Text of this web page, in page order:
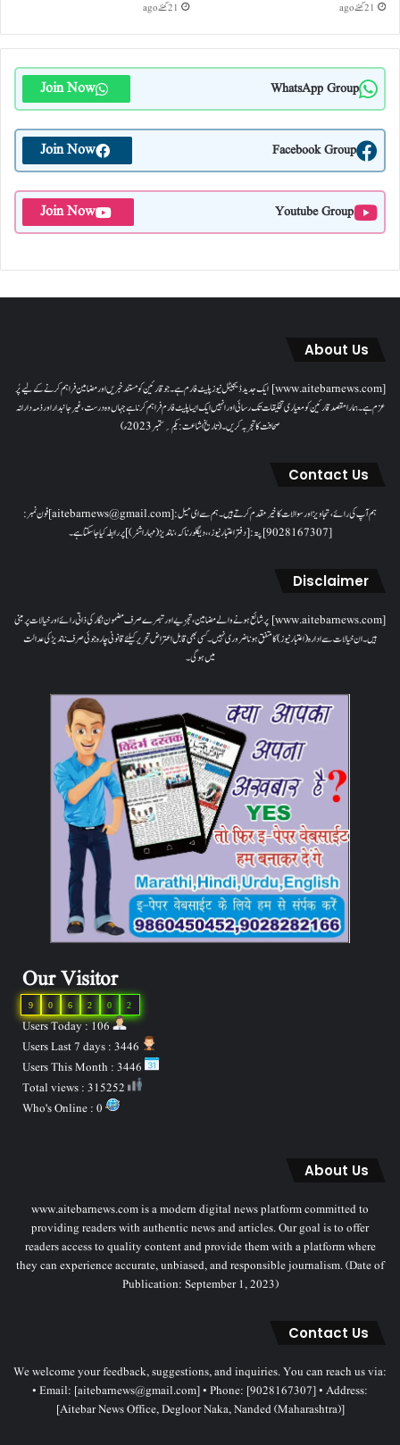
21 گھنٹے ago 21 گھنٹے ago
WhatsApp Group
Join Now
Facebook Group
Join Now
Youtube Group
Join Now
About Us
[www.aitebarnews.com] ایک جدید ڈیجیٹل نیوز پلیٹ فارم ہے۔ جو قارئین کو مستند خبریں اور مضامین فراہم کرنے کے لیے پُر
عزم ہے۔ ہمارا مقصدقارئین کو معیاری تخلیقات تک رسائی اور انہیں ایک ایسا پلیٹ فارم فراہم کرنا ہے جہاں وہ درست، غیر جانبدار اور ذمہ دارانہ
صحافت کا تجربہ کریں۔( تاریخ اشاعت : یکم؍ ستمبر 2023ء)
Contact Us
ہم آپ کی رائے، تجاویز اور سوالات کا خیرمقدم کرتے ہیں۔ ہم سےای میل: [aitebarnews@gmail.com]فون نمبر:
[9028167307]پتہ: [دفتر اعتبار نیوز، ، دیگلور ناکہ، ناندیڑ(مہاراشٹر) ] پر رابطہ کیا جاسکتا ہے۔
Disclaimer
[www.aitebarnews.com] پر شائع ہونے والے مضامین، تجزیے اور تبصرے صرف مضمون نگار کی ذاتی رائے اور خیالات پر مبنی
ہیں۔ ان خیالات سے ادارہ (اعتبار نیوز) کا متفق ہونا ضروری نہیں۔ کسی بھی قابل اعتراض تحریر کیلئے قانونی چارہ جوئی صرف ناندیڑ کی عدالت
میں ہوگی۔
Our Visitor
2
0
2
6
0
9
Users Today : 106
About Us
www.aitebarnews.com is a modern digital news platform committed to
providing readers with authentic news and articles. Our goal is to offer
readers access to quality content and provide them with a platform where
they can experience accurate, unbiased, and responsible journalism. (Date of
Publication: September 1, 2023)
Contact Us
We welcome your feedback, suggestions, and inquiries. You can reach us via:
• Email: [aitebarnews@gmail.com] • Phone: [9028167307] • Address:
[Aitebar News Office, Degloor Naka, Nanded (Maharashtra)]